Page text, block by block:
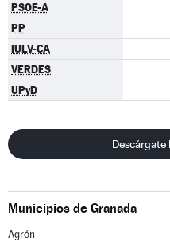
PSOE-A
PP
IULV-CA
VERDES
UPyD
Descárgate
Municipios de Granada
Agrón